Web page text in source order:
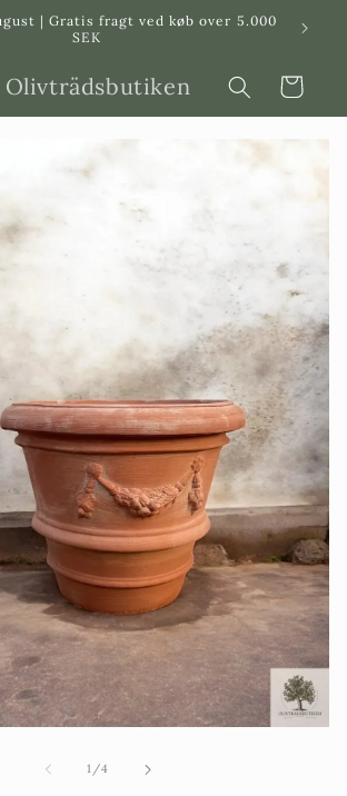
Dansk| Gratis fragt ved køb over 5.000
SEK
Olivträdsbutiken Indkøbskurv
1 /af
4